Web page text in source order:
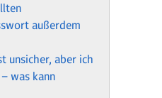
außerdem
unsicher, aber ich
was kann